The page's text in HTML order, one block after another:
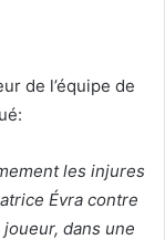
de l’équipe de
les injures
Évra contre
dans une